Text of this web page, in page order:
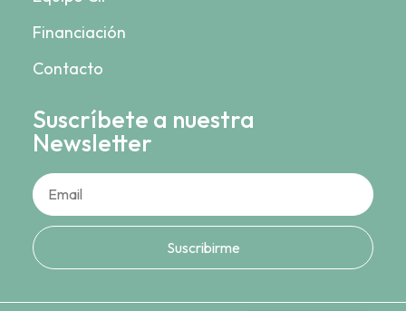
Financiación
Contacto
Suscríbete a nuestra
Newsletter
Suscribirme